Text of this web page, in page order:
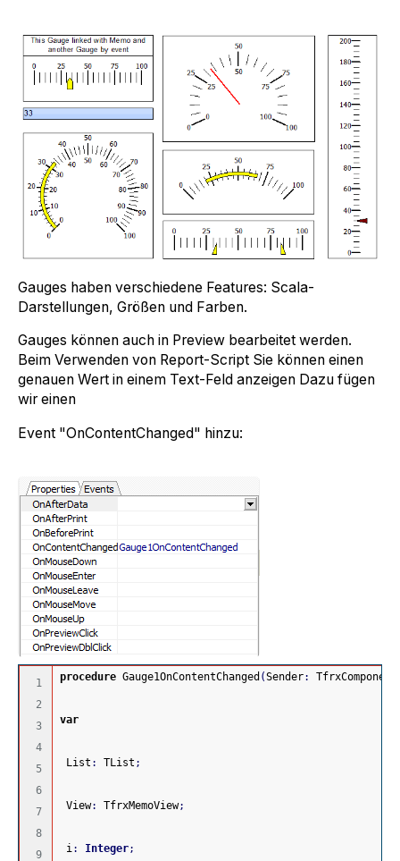
Gauges haben verschiedene Features: Scala-
Darstellungen, Größen und Farben.
Gauges können auch in Preview bearbeitet werden.
Beim Verwenden von Report-Script Sie können einen
genauen Wert in einem Text-Feld anzeigen Dazu fügen
wir einen
Event "OnContentChanged" hinzu:
1
2
3
4
5
6
7
8
9
procedure Gauge1OnContentChanged (Sender: TfrxComponent
var
List : TList ;
View: TfrxMemoView;
i: Integer;